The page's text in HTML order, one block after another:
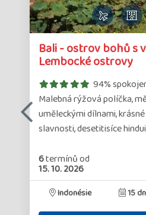
Bali - ostrov bohů s
Lembocké ostrovy
94%
Malebná rýžová políčka,
uměleckými dílnami,
slavnosti, desetitisíce
6termínůod
15. 10. 2026
Indonésie 15
Detail
zájezdu